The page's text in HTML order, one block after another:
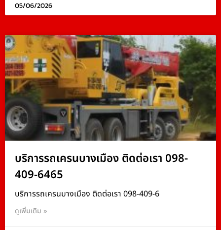
05/06/2026
บริการรถเครนบางเมือง ติดต่อเรา 098-
409-6465
บริการรถเครนบางเมือง ติดต่อเรา 098-409-6
ดูเพิ่มเติม »